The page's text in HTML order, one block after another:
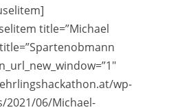
title=”Michael
wp-
06/Michael-